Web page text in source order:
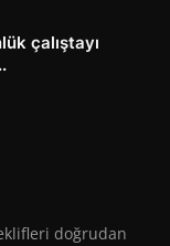
çalıştayı
doğrudan